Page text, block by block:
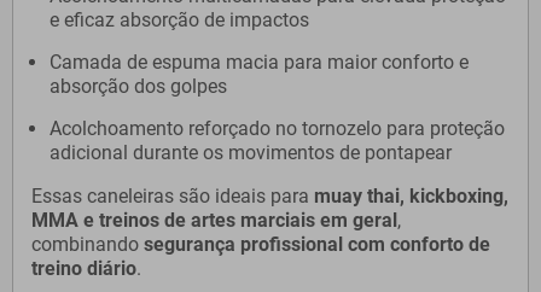
e eficaz absorção de impactos
Camada de espuma macia para maior conforto e
absorção dos golpes
Acolchoamento reforçado no tornozelo para proteção
adicional durante os movimentos de pontapear
Essas caneleiras são ideais para muay thai, kickboxing,
MMA e treinos de artes marciais em geral ,
combinando segurança profissional com conforto de
treino diário.